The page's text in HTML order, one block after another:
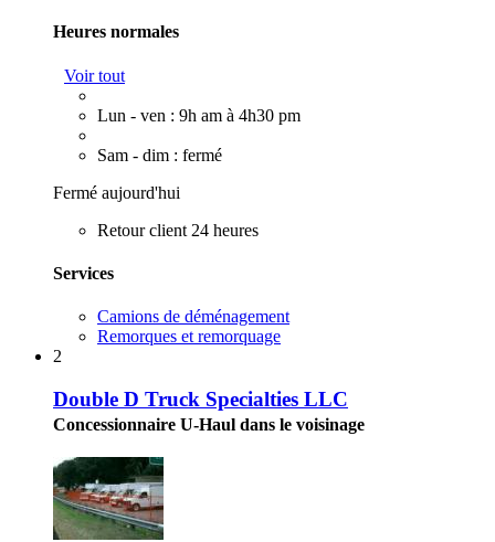
Heures normales
Voir tout
Lun - ven : 9h am à 4h30 pm
Sam - dim : fermé
Fermé aujourd'hui
Retour client 24 heures
Services
Camions de déménagement
Remorques et remorquage
2
Double D Truck Specialties LLC
Concessionnaire U-Haul dans le voisinage